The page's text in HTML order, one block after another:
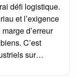
défi logistique.
et l’exigence
d’erreur
C’est
sur…